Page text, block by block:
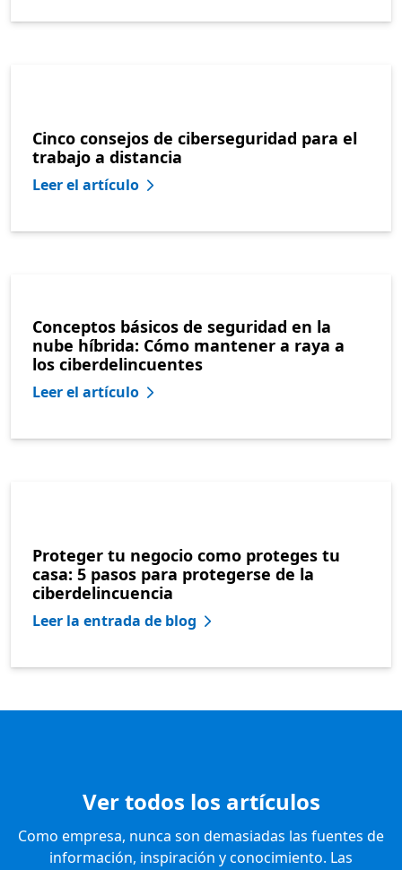
Cinco consejos de ciberseguridad para el
trabajo a distancia
Leer el artículo
Conceptos básicos de seguridad en la
nube híbrida: Cómo mantener a raya a
los ciberdelincuentes
Leer el artículo
Proteger tu negocio como proteges tu
casa: 5 pasos para protegerse de la
ciberdelincuencia
Leer la entrada de blog
Ver todos los artículos
Como empresa, nunca son demasiadas las fuentes de
información, inspiración y conocimiento. Las